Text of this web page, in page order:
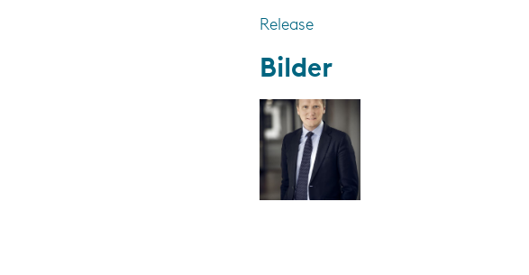
Release
Bilder